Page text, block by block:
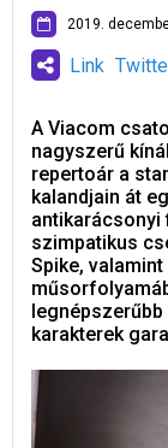
2019.
Link
A Viacom
nagyszerű
repertoár a
kalandjain át
antikarácsonyi
szimpatikus
Spike,
karakterek